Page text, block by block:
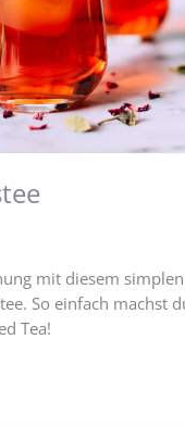
mit diesem
So einfach machst
Tea!